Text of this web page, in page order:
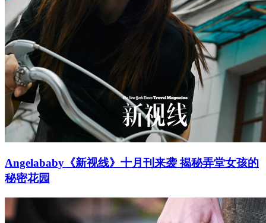
Angelababy《新视线》十月刊来袭 揭秘弄堂女孩的
秘密花园